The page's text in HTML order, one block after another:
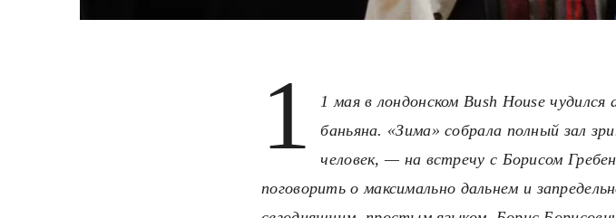
1
1 мая в лондонском Bush House
баньяна. «Зима» собрала полный зал
человек, — на встречу с Борисом
поговорить о максимально дальнем и